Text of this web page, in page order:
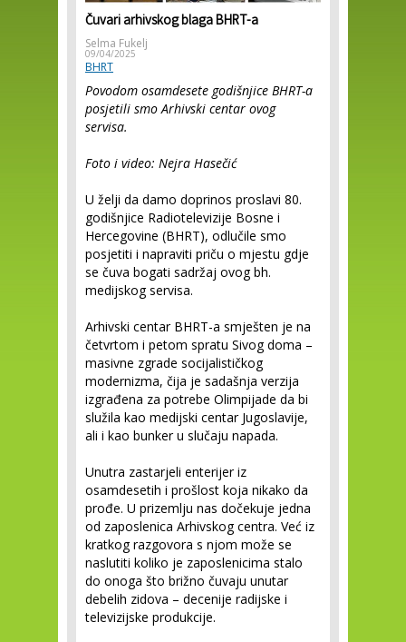
Čuvari arhivskog blaga BHRT-a
Selma Fukelj
09/04/2025
BHRT
Povodom osamdesete godišnjice BHRT-a
posjetili smo Arhivski centar ovog
servisa.
Foto i video: Nejra Hasečić
U želji da damo doprinos proslavi 80.
godišnjice Radiotelevizije Bosne i
Hercegovine (BHRT), odlučile smo
posjetiti i napraviti priču o mjestu gdje
se čuva bogati sadržaj ovog bh.
medijskog servisa.
Arhivski centar BHRT-a smješten je na
četvrtom i petom spratu Sivog doma –
masivne zgrade socijalističkog
modernizma, čija je sadašnja verzija
izgrađena za potrebe Olimpijade da bi
služila kao medijski centar Jugoslavije,
ali i kao bunker u slučaju napada.
Unutra zastarjeli enterijer iz
osamdesetih i prošlost koja nikako da
prođe. U prizemlju nas dočekuje jedna
od zaposlenica Arhivskog centra. Već iz
kratkog razgovora s njom može se
naslutiti koliko je zaposlenicima stalo
do onoga što brižno čuvaju unutar
debelih zidova – decenije radijske i
televizijske produkcije.